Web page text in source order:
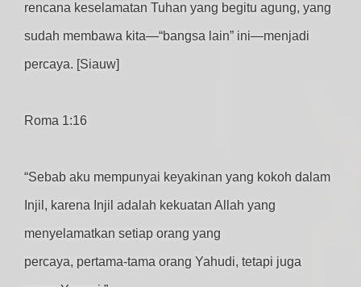
rencana keselamatan Tuhan yang begitu agung, yang
sudah membawa kita—“bangsa lain” ini—menjadi
percaya. [Siauw]
Roma 1:16
“Sebab aku mempunyai keyakinan yang kokoh dalam
Injil, karena Injil adalah kekuatan Allah yang
menyelamatkan setiap orang yang
percaya, pertama-tama orang Yahudi, tetapi juga